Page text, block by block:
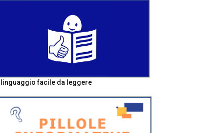
linguaggio facile da leggere